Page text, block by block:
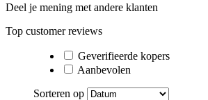
Deel je mening met andere klanten
Top customer reviews
Geverifieerde kopers
Aanbevolen
Sorteren op